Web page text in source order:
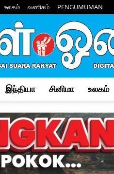
உலகம் வணிகம் PENGUMUMAN
Osai
இந்தியா சினிமா உலகம்